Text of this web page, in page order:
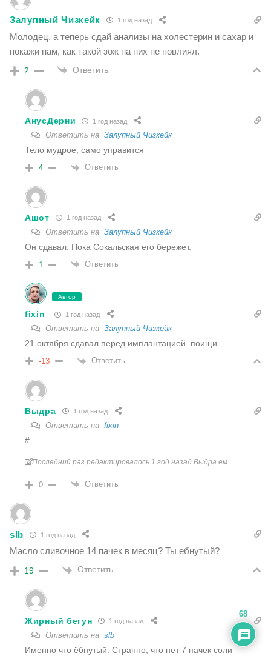
Залупный Чизкейк 1 год назад
Молодец, а теперь сдай анализы на холестерин и сахар и
покажи нам, как такой зож на них не повлиял.
2 Ответить
АнусДерни 1 год назад
Ответить на Залупный Чизкейк
Тело мудрое, само управится
4 Ответить
Ашот 1 год назад
Ответить на Залупный Чизкейк
Он сдавал. Пока Сокальская его бережет.
1 Ответить
Автор
fixin 1 год назад
Ответить на Залупный Чизкейк
21 октября сдавал перед имплантацией. поищи.
-13 Ответить
Выдра 1 год назад
Ответить на fixin
#
Последний раз редактировалось 1 год назад Выдра ем
0 Ответить
slb 1 год назад
Масло сливочное 14 пачек в месяц? Ты ебнутый?
19 Ответить
Жирный бегун 1 год назад
Ответить на slb
Именно что ёбнутый. Странно, что нет 7 пачек соли —
68